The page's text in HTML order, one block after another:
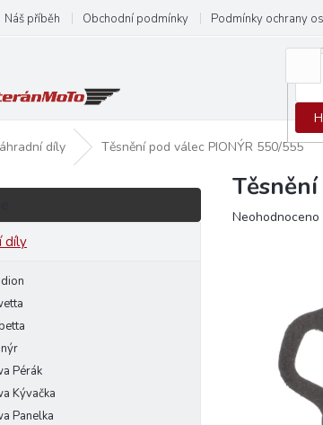
Náš příběh Obchodní podmínky Podmínky ochrany
díly Těsnění pod válec PIONÝR 550/555
díly
Pérák
Kývačka
Panelka
Průměrné
hvězdiček.
Neohodnoceno